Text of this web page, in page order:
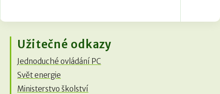
Užitečné odkazy
Jednoduché ovládání PC
Svět energie
Ministerstvo školství